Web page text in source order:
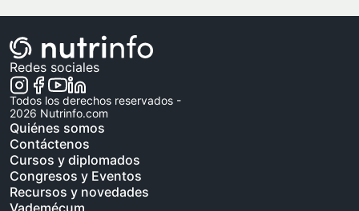
Redes sociales
Todos los derechos reservados -
2026 Nutrinfo.com
Quiénes somos
Contáctenos
Cursos y diplomados
Congresos y Eventos
Recursos y novedades
Vademécum